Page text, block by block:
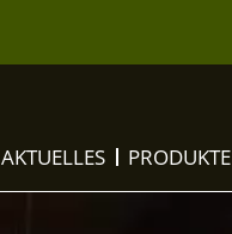
AKTUELLES PRODUKTE